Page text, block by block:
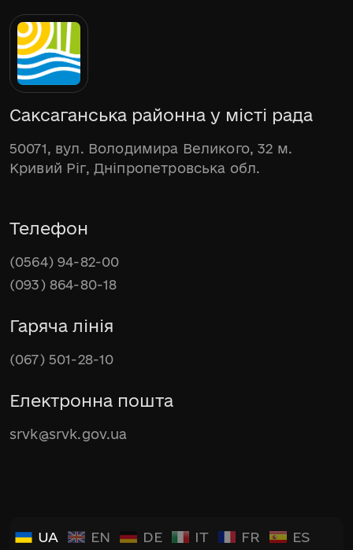
Саксаганська районна у місті рада
50071, вул. Володимира Великого, 32 м.
Кривий Ріг, Дніпропетровська обл.
Телефон
(0564) 94-82-00
(093) 864-80-18
Гаряча лінія
(067) 501-28-10
Електронна пошта
srvk@srvk.gov.ua
UA EN DE IT FR ES